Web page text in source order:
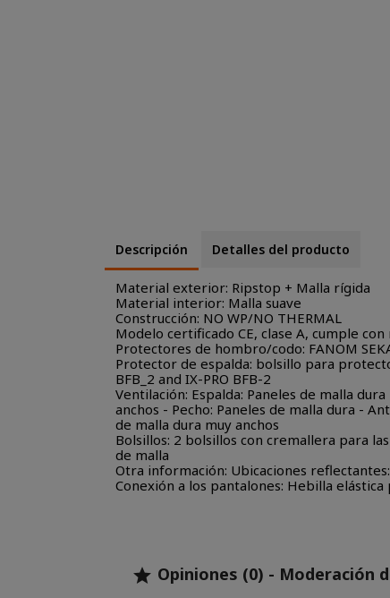
Descripción Detalles del producto
Material exterior: Ripstop + Malla rígida
Material interior: Malla suave
Construcción: NO WP/NO THERMAL
Modelo certificado CE, clase A, cumple
Protectores de hombro/codo: FANOM
Protector de espalda: bolsillo para
BFB_2 and IX-PRO BFB-2
Ventilación: Espalda: Paneles de malla
anchos - Pecho: Paneles de malla dura -
de malla dura muy anchos
Bolsillos: 2 bolsillos con cremallera para
de malla
Otra información: Ubicaciones
Conexión a los pantalones: Hebilla
 Opiniones (0) - Moderación